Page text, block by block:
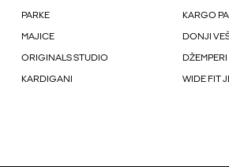
PARKE KARGO
MAJICE DONJI
ORIGINALS STUDIO DŽEMPERI
KARDIGANI WIDE FIT